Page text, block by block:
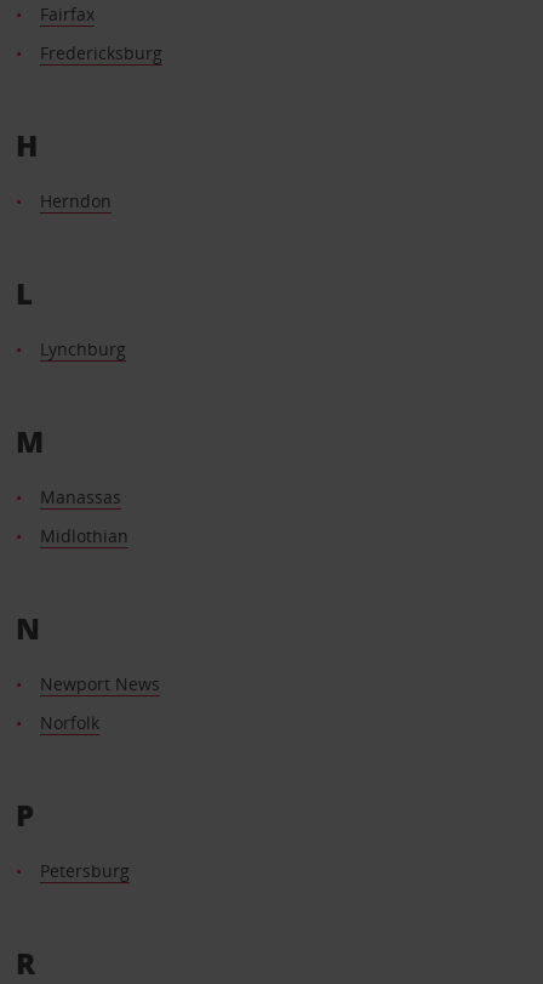
Fairfax
Fredericksburg
H
Herndon
L
Lynchburg
M
Manassas
Midlothian
N
Newport News
Norfolk
P
Petersburg
R